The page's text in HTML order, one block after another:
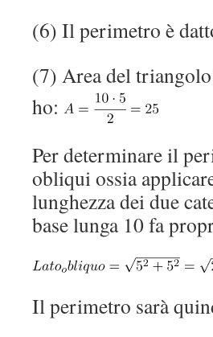
(6) Il perimetro è
(7) Area del
ho:
Per determinare il
obliqui ossia
lunghezza dei due
base lunga 10 fa
Il perimetro sarà